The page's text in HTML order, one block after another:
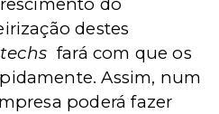
do
destes
fará com que os
Assim, num
poderá fazer